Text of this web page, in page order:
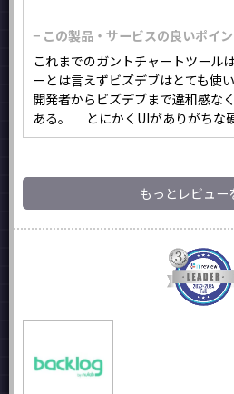
− この製品・サービスの良いポイ
これまでのガントチャートツール
ーとは言えずビズデブはとても使
開発者からビズデブまで違和感な
ある。 とにかくUIがありがちな
もっとレビュー